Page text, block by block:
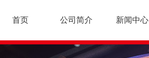
首页 公司简介 新闻中心